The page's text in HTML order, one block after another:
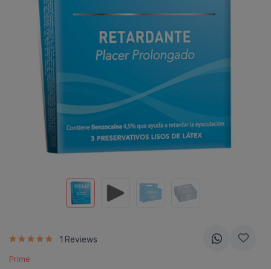
1 Reviews
Prime